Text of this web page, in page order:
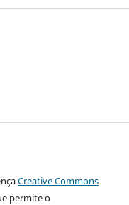
Creative Commons
permite o